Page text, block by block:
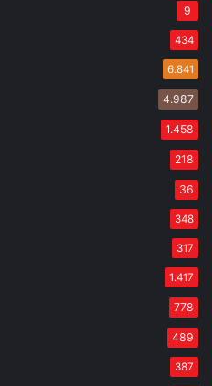
9
434
6.841
4.987
1.458
218
36
348
317
1.417
778
489
387